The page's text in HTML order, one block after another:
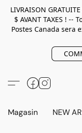
LIVRAISON
$ AVANT TAXES !
Postes Canada sera
Magasin NEW